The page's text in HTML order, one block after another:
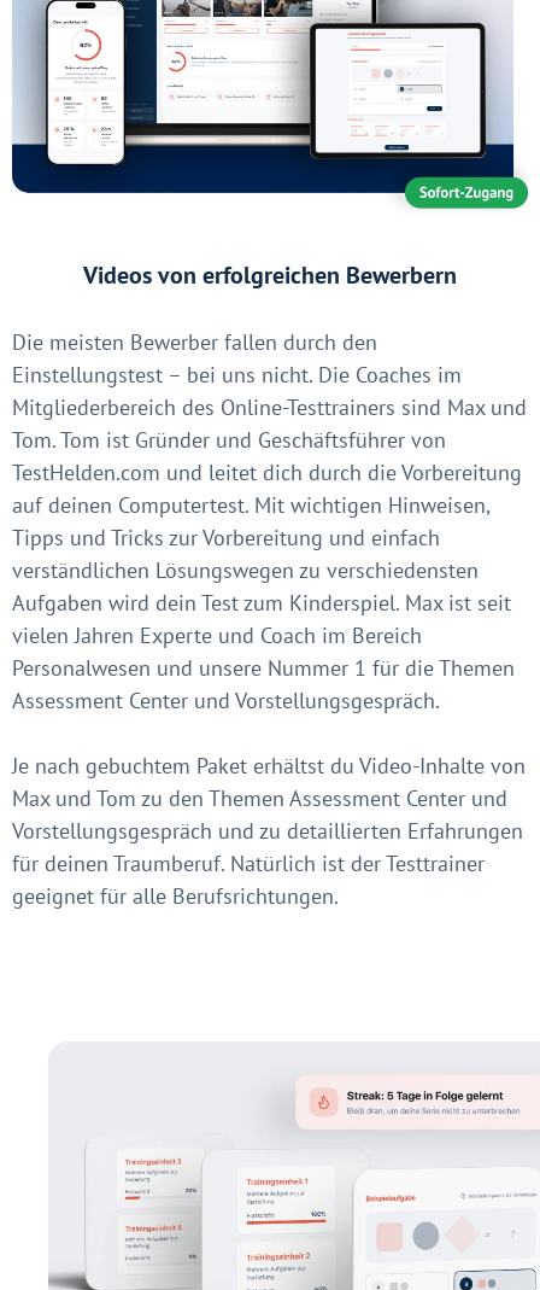
Videos von erfolgreichen Bewerbern
Die meisten Bewerber fallen durch den
Einstellungstest – bei uns nicht. Die Coaches im
Mitgliederbereich des Online-Testtrainers sind Max und
Tom. Tom ist Gründer und Geschäftsführer von
TestHelden.com und leitet dich durch die Vorbereitung
auf deinen Computertest. Mit wichtigen Hinweisen,
Tipps und Tricks zur Vorbereitung und einfach
verständlichen Lösungswegen zu verschiedensten
Aufgaben wird dein Test zum Kinderspiel. Max ist seit
vielen Jahren Experte und Coach im Bereich
Personalwesen und unsere Nummer 1 für die Themen
Assessment Center und Vorstellungsgespräch.
Je nach gebuchtem Paket erhältst du Video-Inhalte von
Max und Tom zu den Themen Assessment Center und
Vorstellungsgespräch und zu detaillierten Erfahrungen
für deinen Traumberuf. Natürlich ist der Testtrainer
geeignet für alle Berufsrichtungen.